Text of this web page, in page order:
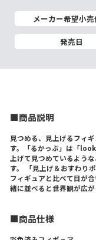
メーカー希望小売
発売日
■商品説明
見つめる、見上げるフィ
す。「るかっぷ」は「
上げて見つめているよう
す。 「見上げ＆おすわり
フィギュアと比べて目が
緒に並べると世界観が広が
■商品仕様